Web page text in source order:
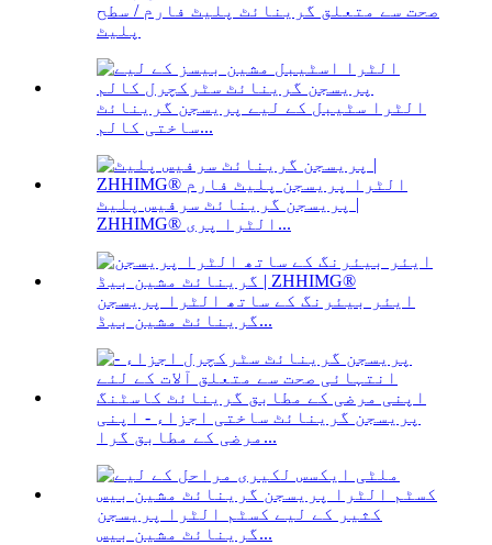
صحت سے متعلق گرینائٹ پلیٹ فارم / سطح
پلیٹ
الٹرا سٹیبل کے لیے پریسجن گرینائٹ
ساختی کالم...
پریسجن گرینائٹ سرفیس پلیٹ |
ZHHIMG® الٹرا پری...
ایئر بیئرنگ کے ساتھ الٹرا پریسجن
گرینائٹ مشین بیڈ...
پریسجن گرینائٹ ساختی اجزاء - اپنی
مرضی کے مطابق گرا...
کثیر کے لیے کسٹم الٹرا پریسجن
گرینائٹ مشین بیس...